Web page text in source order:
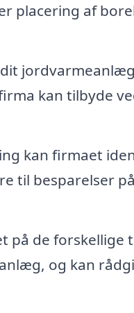
placering af
kan tilbyde
kan firmaet
til besparelser
på de forskellige
og kan